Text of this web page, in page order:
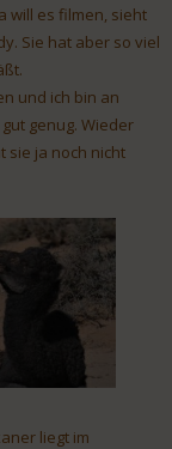
will es filmen, sieht
Sie hat aber so viel
und ich bin an
genug. Wieder
sie ja noch nicht
liegt im